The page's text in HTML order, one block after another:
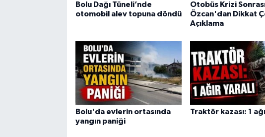
Bolu Dağı Tüneli’nde
otomobil alev topuna döndü
Otobüs Krizi
Özcan'dan Dikkat
Açıklama
Bolu'da evlerin ortasında
yangın paniği
Traktör kazası: 1